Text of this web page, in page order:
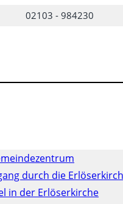
02103 - 984230
durch die
in der Erlöserkirche